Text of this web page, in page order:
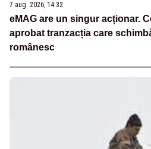
7 aug. 2026, 14:32
eMAG are un singur acționar.
aprobat tranzacția care
românesc